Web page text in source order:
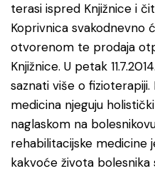
terasi ispred Knjižnice i
Koprivnica svakodnevno
otvorenom te prodaja
Knjižnice. U petak
saznati više o
medicina njeguju
naglaskom na
rehabilitacijske medicine
kakvoće života